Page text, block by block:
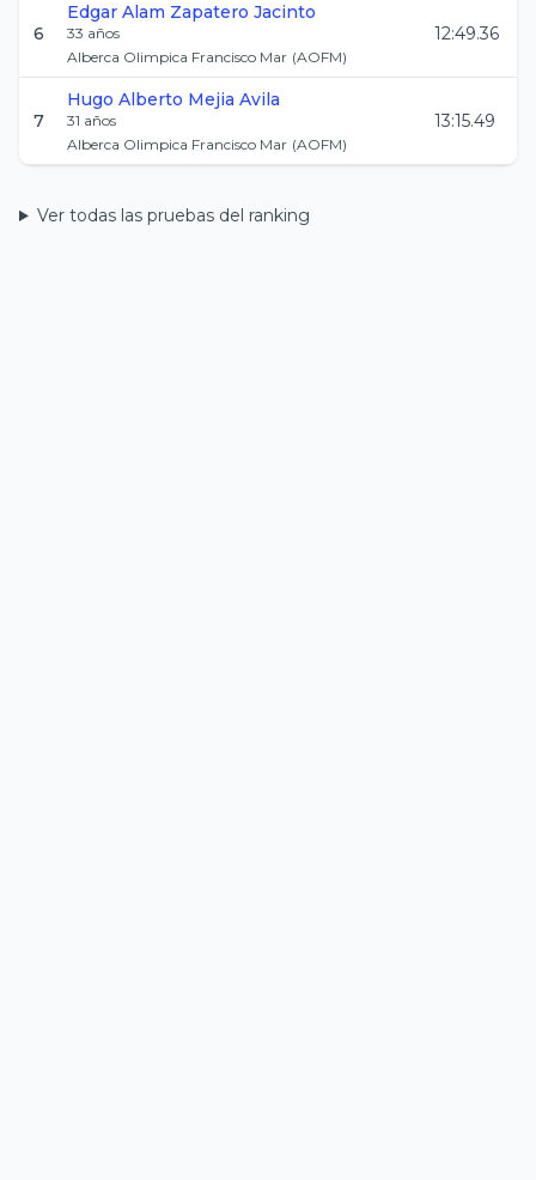
6
Edgar Alam Zapatero Jacinto
33 años
Alberca Olimpica Francisco Mar (AOFM)
12:49.36
7
Hugo Alberto Mejia Avila
31 años
Alberca Olimpica Francisco Mar (AOFM)
13:15.49
Ver todas las pruebas del ranking